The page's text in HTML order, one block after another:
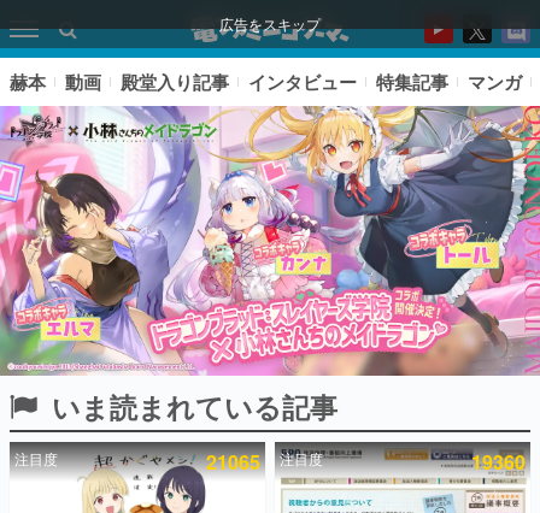
広告をスキップ
ピックアップ
電ファミのいま読まれている記事ランキング
赫本 動画 殿堂入り記事 インタビュー 特集記事 マンガ
いま読まれている記事
注目度 21065 注目度 19360